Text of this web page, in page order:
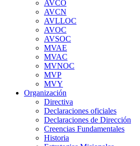
AVCO
AVCN
AVLLOC
AVOC
AVSOC
MVAE
MVAC
MVNOC
MVP
MVY
Organización
Directiva
Declaraciones oficiales
Declaraciones de Dirección
Creencias Fundamentales
Historia